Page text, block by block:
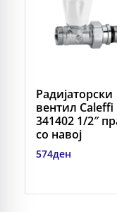
Радијаторски
вентил Caleffi
341402 1/2″
со навој
574ден